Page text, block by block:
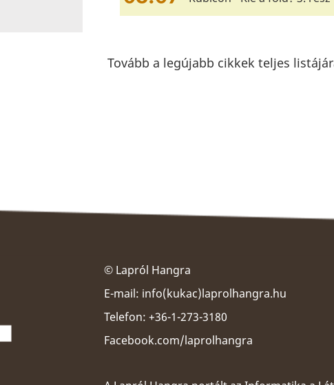
Tovább a legújabb cikkek teljes
© Lapról Hangra
E-mail: info(kukac)laprolhangra.hu
Telefon: +36-1-273-3180
Facebook.com/laprolhangra